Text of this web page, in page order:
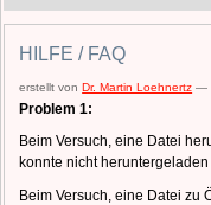
HILFE / FAQ
erstellt von Dr. Martin Loehnertz —
Problem 1:
Beim Versuch, eine Datei
konnte nicht
Beim Versuch, eine Datei zu